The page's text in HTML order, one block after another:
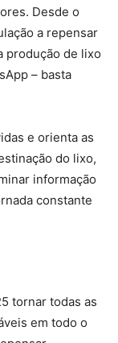
Desde o
a repensar
produção de lixo
– basta
e orienta as
do lixo,
informação
constante
tornar todas as
em todo o